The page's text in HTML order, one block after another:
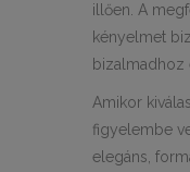
illően. A
kényelmet
bizalmadhoz
Amikor
figyelembe
elegáns,